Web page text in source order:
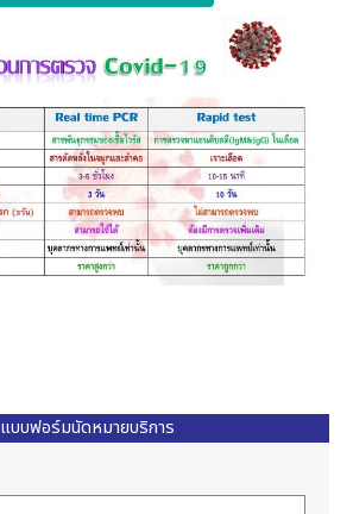
แบบฟอร์มนัดหมายบริการ